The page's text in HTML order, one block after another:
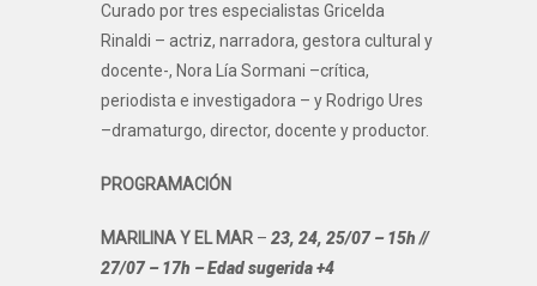
Curado por tres especialistas Gricelda
Rinaldi – actriz, narradora, gestora cultural y
docente-, Nora Lía Sormani –crítica,
periodista e investigadora – y Rodrigo Ures
–dramaturgo, director, docente y productor.
PROGRAMACIÓN
MARILINA Y EL MAR – 23, 24, 25/07 – 15h //
27/07 – 17h – Edad sugerida +4